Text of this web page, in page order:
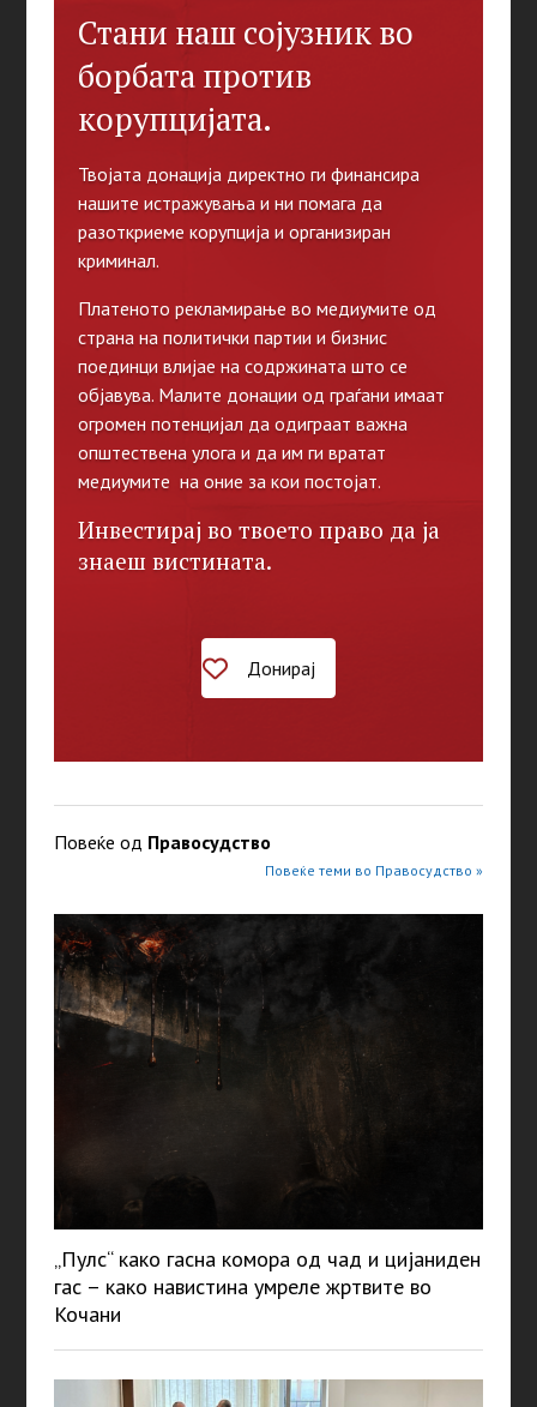
Стани наш сојузник во
борбата против
корупцијата.
Твојата донација директно ги финансира
нашите истражувања и ни помага да
разоткриеме корупција и организиран
криминал.
Платеното рекламирање во медиумите од
страна на политички партии и бизнис
поединци влијае на содржината што се
објавува. Малите донации од граѓани имаат
огромен потенцијал да одиграат важна
општествена улога и да им ги вратат
медиумите на оние за кои постојат.
Инвестирај во твоето право да ја
знаеш вистината.
Донирај
Повеќе од Правосудство
Повеќе теми во Правосудство »
„Пулс“ како гасна комора од чад и цијаниден
гас – како навистина умреле жртвите во
Кочани